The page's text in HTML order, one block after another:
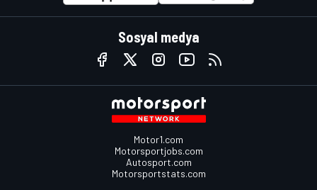
Sosyal medya
Motor1.com
Motorsportjobs.com
Autosport.com
Motorsportstats.com